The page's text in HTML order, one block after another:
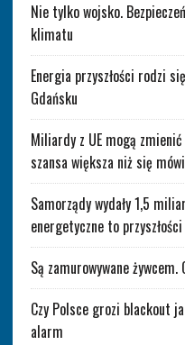
Nie tylko wojsko.
klimatu
Energia przyszłości rodzi
Gdańsku
Miliardy z UE mogą
szansa większa niż się
Samorządy wydały 1,5
energetyczne to
Są zamurowywane
Czy Polsce grozi blackout
alarm